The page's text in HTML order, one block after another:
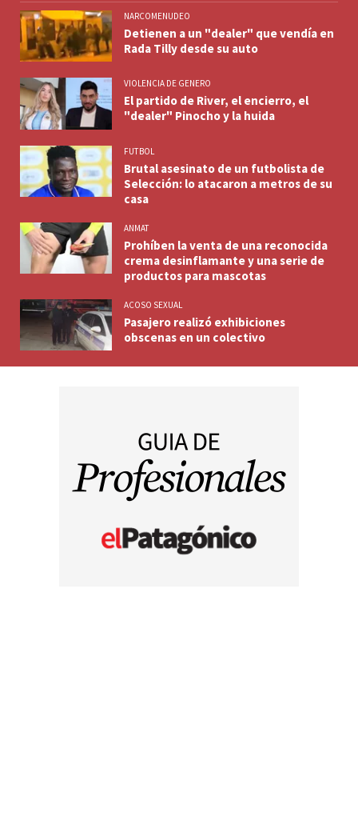
NARCOMENUDEO
Detienen a un "dealer" que vendía en
Rada Tilly desde su auto
VIOLENCIA DE GENERO
El partido de River, el encierro, el
"dealer" Pinocho y la huida
FUTBOL
Brutal asesinato de un futbolista de
Selección: lo atacaron a metros de su
casa
ANMAT
Prohíben la venta de una reconocida
crema desinflamante y una serie de
productos para mascotas
ACOSO SEXUAL
Pasajero realizó exhibiciones
obscenas en un colectivo